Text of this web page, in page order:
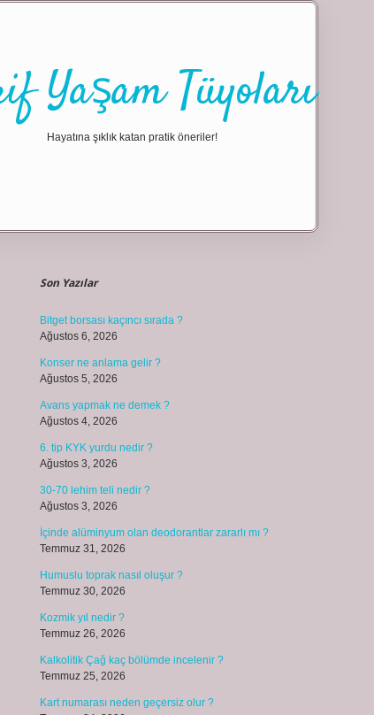
Yaşam Tüyoları
Hayatına şıklık katan pratik öneriler!
Son Yazılar
Bitget borsası kaçıncı sırada ?
Ağustos 6, 2026
Konser ne anlama gelir ?
Ağustos 5, 2026
Avans yapmak ne demek ?
Ağustos 4, 2026
6. tip KYK yurdu nedir ?
Ağustos 3, 2026
30-70 lehim teli nedir ?
Ağustos 3, 2026
İçinde alüminyum olan deodorantlar zararlı mı ?
Temmuz 31, 2026
Humuslu toprak nasıl oluşur ?
Temmuz 30, 2026
Kozmik yıl nedir ?
Temmuz 26, 2026
Kalkolitik Çağ kaç bölümde incelenir ?
Temmuz 25, 2026
Kart numarası neden geçersiz olur ?